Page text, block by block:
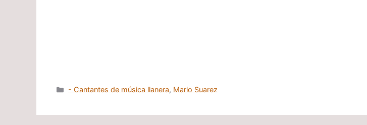
Categorías
- Cantantes de música llanera, Mario Suarez